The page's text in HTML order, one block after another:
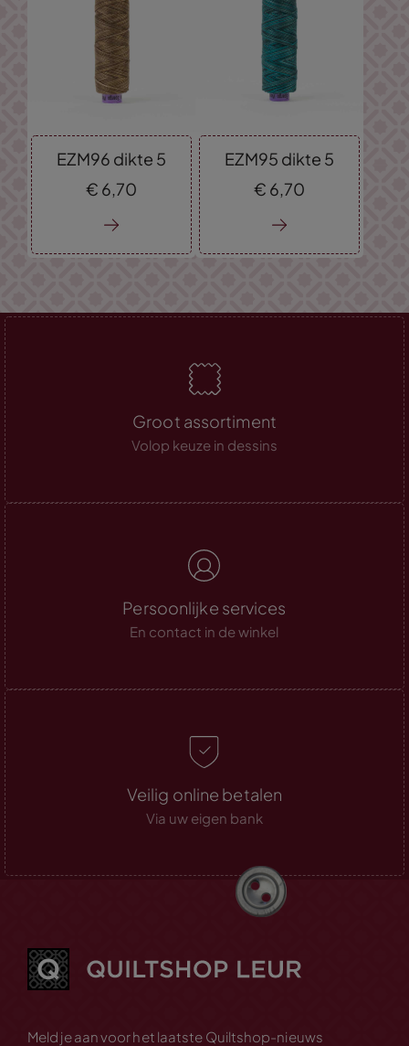
EZM96 dikte 5
€ 6, 70
EZM95 dikte 5
€ 6, 70
Groot assortiment
Volop keuze in dessins
Persoonlijke services
En contact in de winkel
Veilig online betalen
Via uw eigen bank
Meld je aan voor het laatste Quiltshop-nieuws